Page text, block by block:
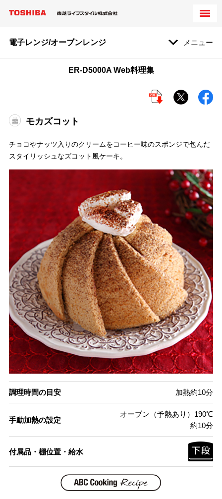
電子レンジ/オーブンレンジ メニュー
ER-D5000A Web料理集
モカズコット
チョコやナッツ入りのクリームをコーヒー味のスポンジで包んだ
スタイリッシュなズコット風ケーキ。
調理時間の目安 加熱約10分
手動加熱の設定
オーブン（予熱あり）190℃
約10分
付属品・棚位置・給水